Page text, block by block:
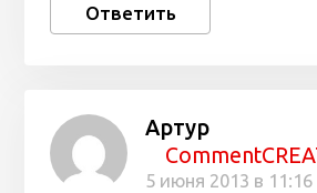
Ответить
Артур
5 июня 2013 в 11:16